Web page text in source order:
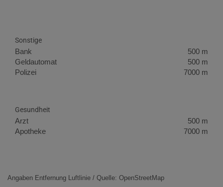
Sonstige
Bank
500 m
Geldautomat
500 m
Polizei
7000 m
Gesundheit
Arzt
500 m
Apotheke
7000 m
Angaben Entfernung Luftlinie / Quelle: OpenStreetMap